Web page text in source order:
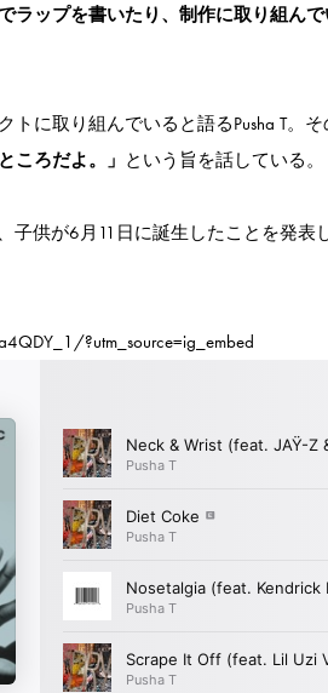
ラップを書いたり、制作に取り組ん
トに取り組んでいると語るPusha T。
ころだよ。」 という旨を話している。
子供が6月11日に誕生したことを発表
?utm_source=ig_embed